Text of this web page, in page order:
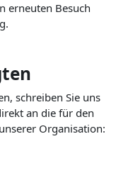
erneuten Besuch
schreiben Sie uns
an die für den
Organisation: